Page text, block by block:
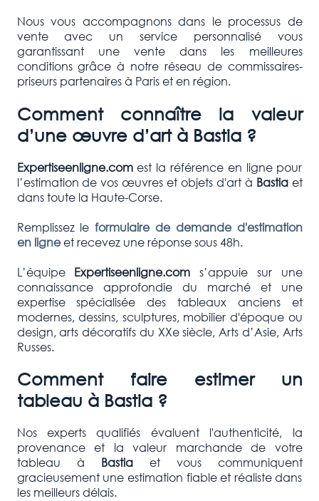
Nous vous accompagnons dans le processus de
vente avec un service personnalisé vous
garantissant une vente dans les meilleures
conditions grâce à notre réseau de commissaires-
priseurs partenaires à Paris et en région.
Comment connaître la valeur
d’une œuvre d’art à Bastia ?
Expertiseenligne.comest la référence en ligne pour
l’estimation de vos œuvres et objets d'art à Bastia et
dans toute la Haute-Corse.
Remplissez leformulaire de demande d'estimation
en ligneet recevez une réponse sous 48h.
L’équipe Expertiseenligne.com s’appuie sur une
connaissance approfondie du marché et une
expertise spécialisée des tableaux anciens et
modernes, dessins, sculptures, mobilier d'époque ou
design, arts décoratifs du XXe siècle, Arts d’Asie, Arts
Russes.
Comment faire estimer un
tableau à Bastia ?
Nos experts qualifiés évaluent l'authenticité, la
provenance et la valeur marchande de votre
tableau à Bastia et vous communiquent
gracieusement une estimation fiable et réaliste dans
les meilleurs délais.